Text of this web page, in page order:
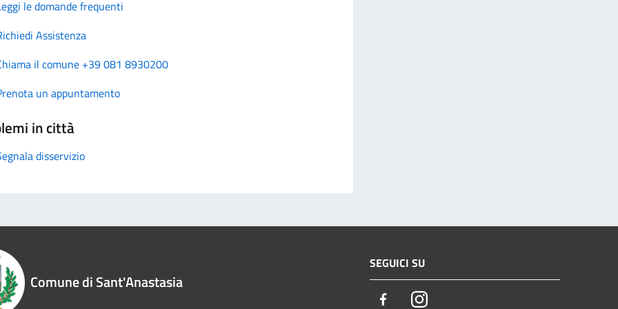
le domande frequenti
Assistenza
il comune +39 081 8930200
un appuntamento
in città
disservizio
Comune di Sant'Anastasia
SEGUICI SU
FacebookInstagram